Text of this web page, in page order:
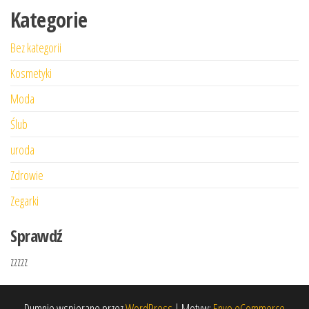
Kategorie
Bez kategorii
Kosmetyki
Moda
Ślub
uroda
Zdrowie
Zegarki
Sprawdź
zzzzz